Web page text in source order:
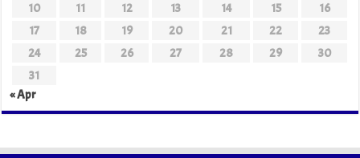
10
11 12 13 14 15
16
17
18 19 20 21 22
23
24
25 26 27 28 29
30
31
« Apr